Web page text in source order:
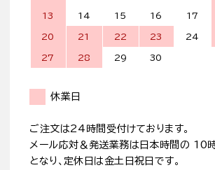
13 14 15 16 17
20 21 22 23 24
27 28 29 30
休業日
ご注文は24時間受付けております。
メール応対＆発送業務は日本時間の 10
となり、定休日は金土日祝日です。